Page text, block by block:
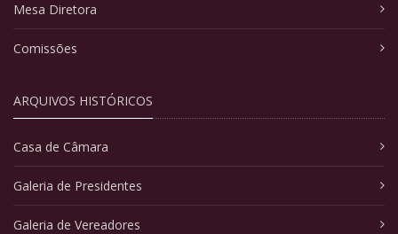
Mesa Diretora
Comissões
ARQUIVOS HISTÓRICOS
Casa de Câmara
Galeria de Presidentes
Galeria de Vereadores